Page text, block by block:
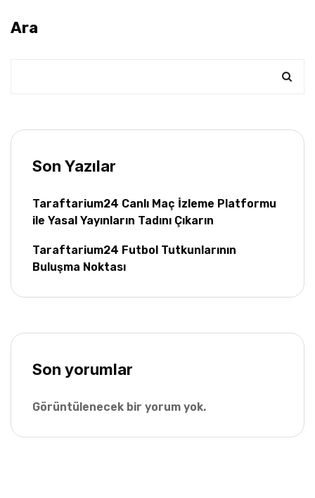
Ara
Son Yazılar
Taraftarium24 Canlı Maç İzleme Platformu
ile Yasal Yayınların Tadını Çıkarın
Taraftarium24 Futbol Tutkunlarının
Buluşma Noktası
Son yorumlar
Görüntülenecek bir yorum yok.